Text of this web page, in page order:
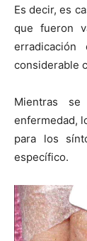
Es decir, es
que fueron
considerable
Mientras
enfermedad,
para los
específico.